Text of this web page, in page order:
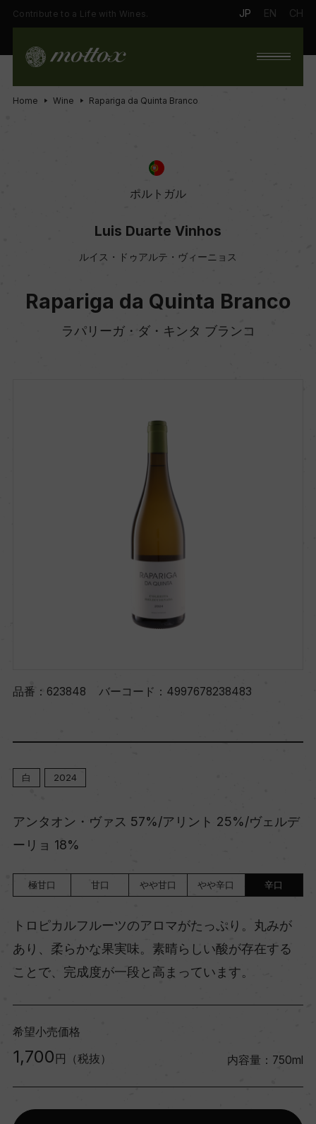
Contribute to a Life with Wines. JP EN CH
Home Wine Rapariga da Quinta Branco
ポルトガル
Luis Duarte Vinhos
ルイス・ドゥアルテ・ヴィーニョス
Rapariga da Quinta Branco
ラパリーガ・ダ・キンタ ブランコ
品番： 623848 バーコード： 4997678238483
白 2024
アンタオン・ヴァス 57%/アリント 25%/ヴェルデ
ーリョ 18%
極甘口 甘口 やや甘口 やや辛口 辛口
トロピカルフルーツのアロマがたっぷり。丸みが
あり、柔らかな果実味。素晴らしい酸が存在する
ことで、完成度が一段と高まっています。
希望小売価格
1,700 円（税抜） 内容量：750ml